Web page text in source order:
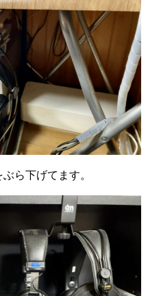
ら下げてます。